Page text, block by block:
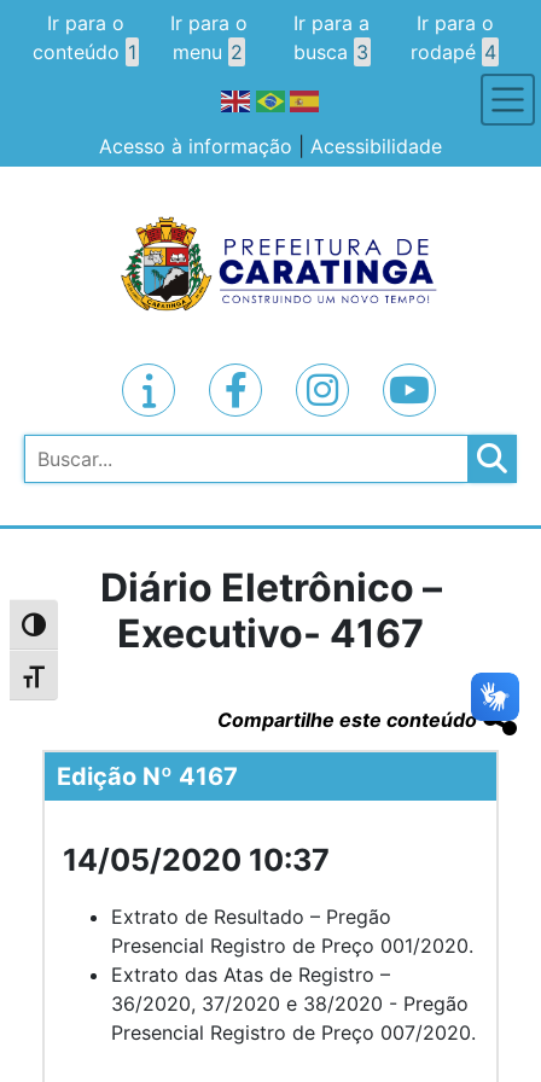
Alternar alto contraste
Alternar tamanho da fonte
Ir para o
conteúdo 1
Ir para o
menu 2
Ir para a
busca 3
Ir para o
rodapé 4
Acesso à informação Acessibilidade
Pesquisar
Diário Eletrônico –
Executivo- 4167
Compartilhe este conteúdo
Edição Nº 4167
14/05/2020 10:37
Extrato de Resultado – Pregão
Presencial Registro de Preço 001/2020.
Extrato das Atas de Registro –
36/2020, 37/2020 e 38/2020 - Pregão
Presencial Registro de Preço 007/2020.